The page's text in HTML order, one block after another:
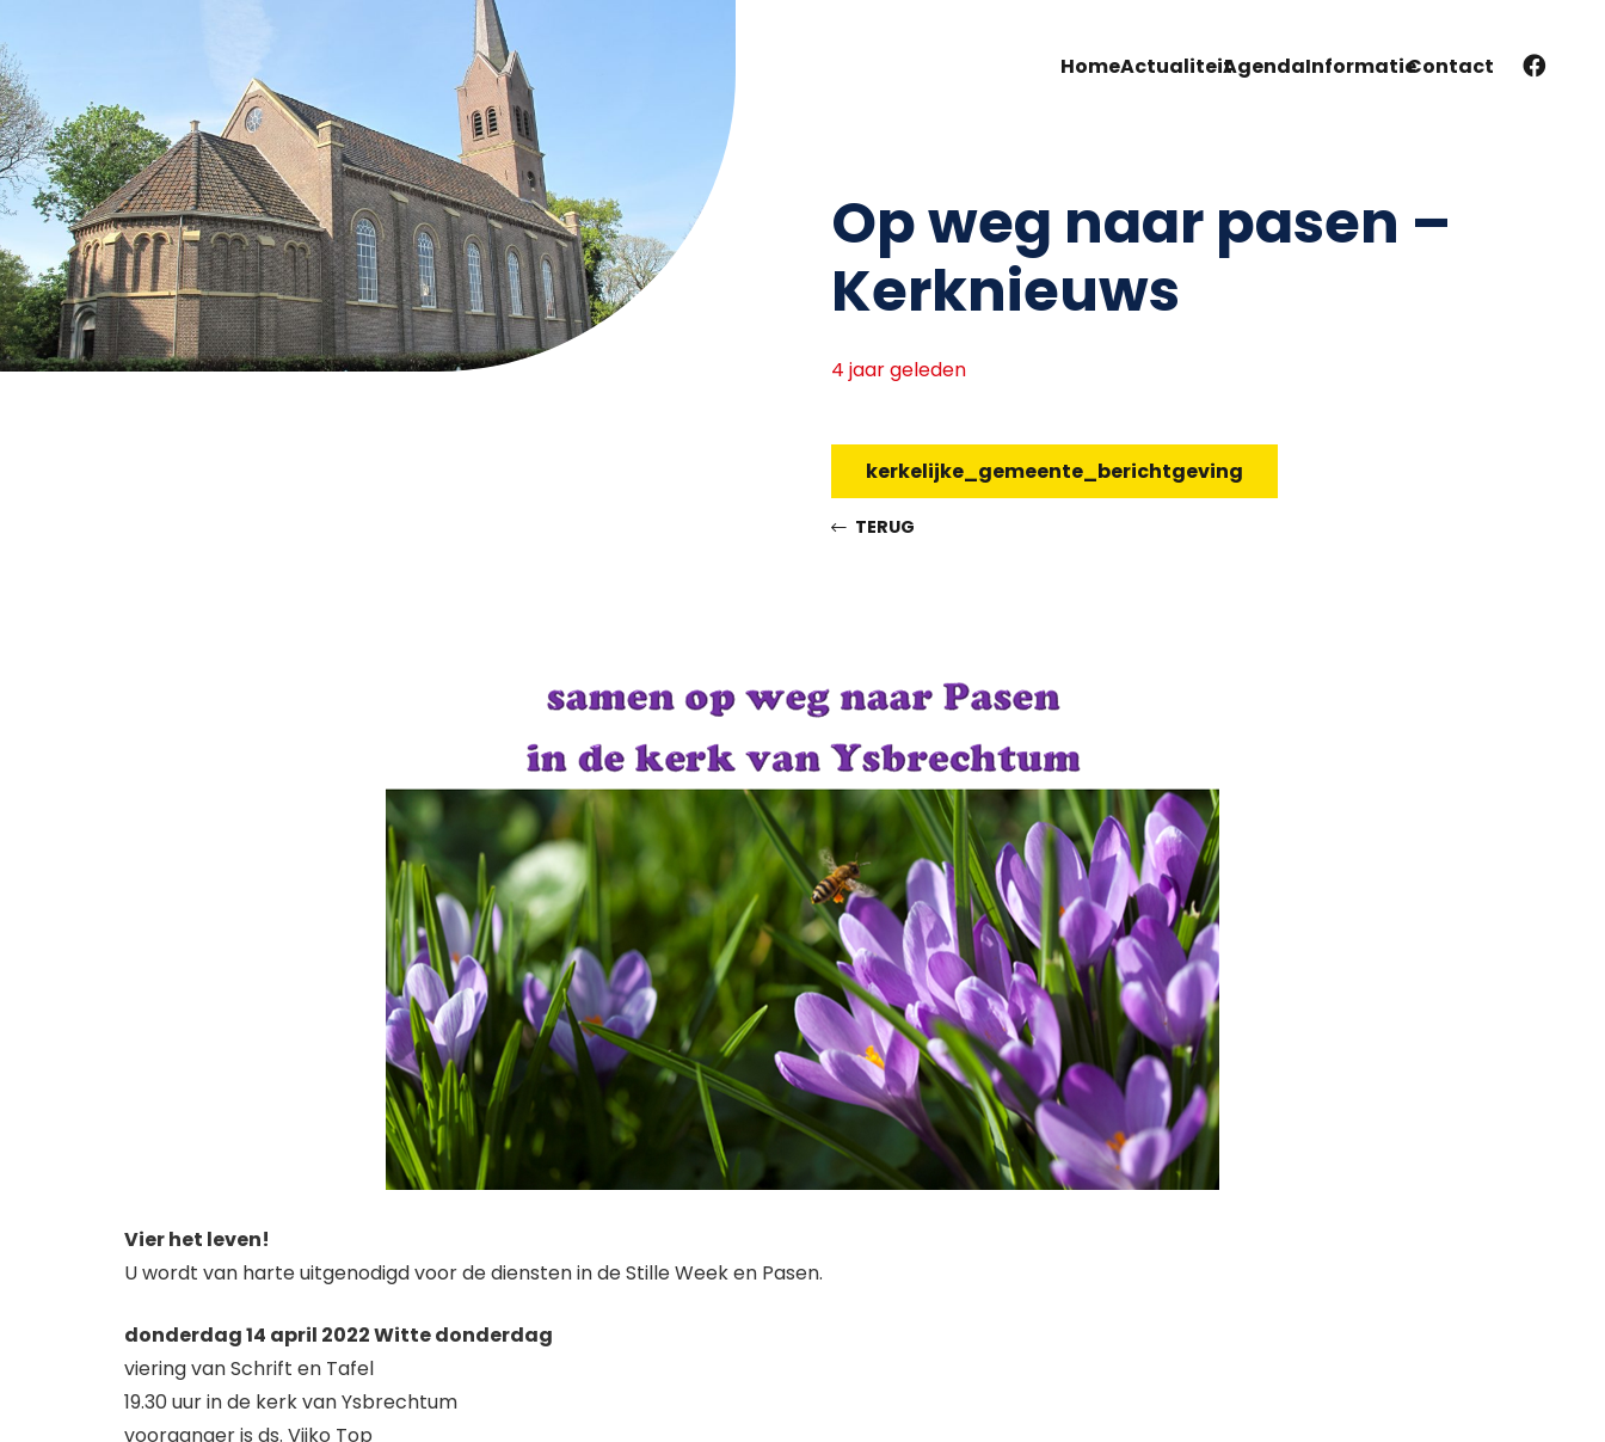
HomeActualiteitAgendaInformatieContact
Op weg naar pasen –
Kerknieuws
4 jaar geleden
kerkelijke_gemeente_berichtgeving
TERUG
Vier het leven!
U wordt van harte uitgenodigd voor de diensten in de Stille Week en Pasen.
donderdag 14 april 2022 Witte donderdag
viering van Schrift en Tafel
19.30 uur in de kerk van Ysbrechtum
voorganger is ds. Vijko Top